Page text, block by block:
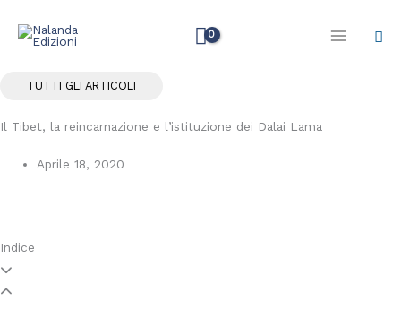
TUTTI GLI ARTICOLI
Il Tibet, la reincarnazione e l’istituzione dei Dalai Lama
Aprile 18, 2020
Indice